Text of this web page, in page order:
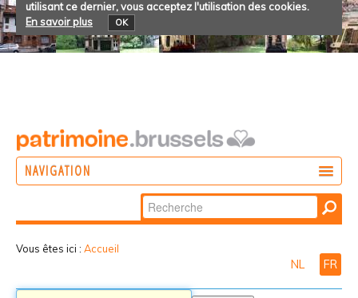
utilisant ce dernier, vous acceptez l'utilisation des cookies.
En savoir plus
OK
NAVIGATION
Chercher par
Recherche
Vous êtes ici : Accueil
NL FR